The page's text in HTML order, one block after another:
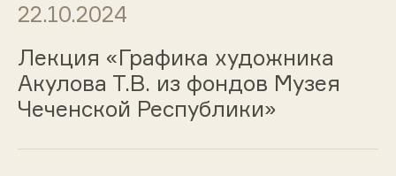
22.10.2024
Лекция «Графика художника
Акулова Т.В. из фондов Музея
Чеченской Республики»